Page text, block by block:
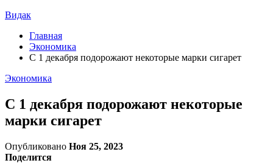
Видак
Главная
Экономика
С 1 декабря подорожают некоторые марки сигарет
Экономика
С 1 декабря подорожают некоторые
марки сигарет
Опубликовано Ноя 25, 2023
Поделится